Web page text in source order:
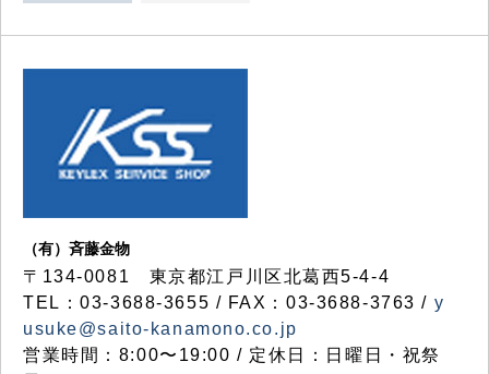
（有）斉藤金物
〒134-0081 東京都江戸川区北葛西5-4-4
TEL：03-3688-3655 / FAX：03-3688-3763 / y
usuke@saito-kanamono.co.jp
営業時間：8:00〜19:00 / 定休日：日曜日・祝祭